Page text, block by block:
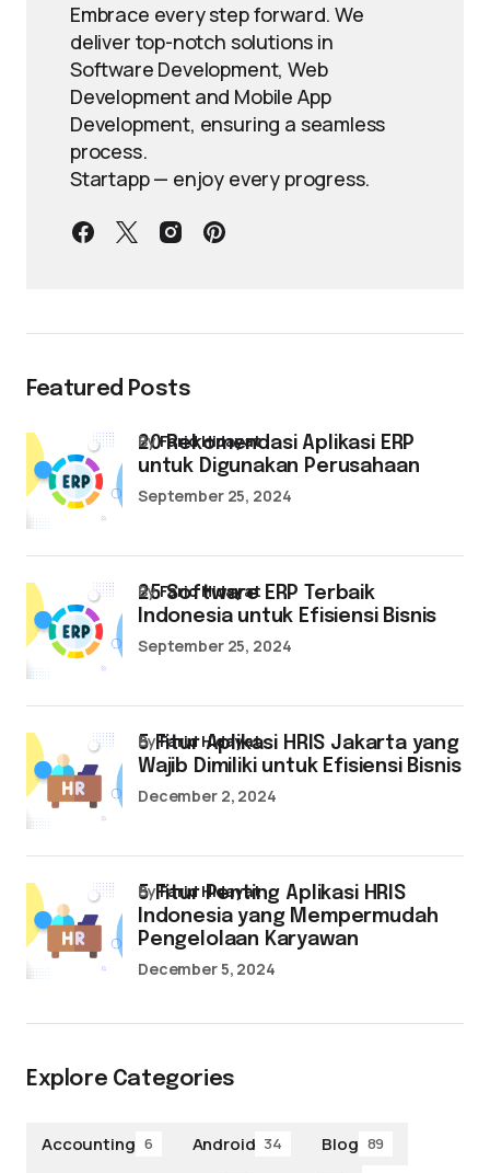
Embrace every step forward. We
deliver top-notch solutions in
Software Development, Web
Development and Mobile App
Development, ensuring a seamless
process.
Startapp — enjoy every progress.
Featured Posts
20 Rekomendasi Aplikasi ERP
untuk Digunakan Perusahaan
byFarid Hidayat
September 25, 2024
25 Software ERP Terbaik
Indonesia untuk Efisiensi Bisnis
byFarid Hidayat
September 25, 2024
5 Fitur Aplikasi HRIS Jakarta yang
Wajib Dimiliki untuk Efisiensi Bisnis
byFarid Hidayat
December 2, 2024
5 Fitur Penting Aplikasi HRIS
Indonesia yang Mempermudah
Pengelolaan Karyawan
byFarid Hidayat
December 5, 2024
Explore Categories
Accounting 6 Android 34 Blog 89